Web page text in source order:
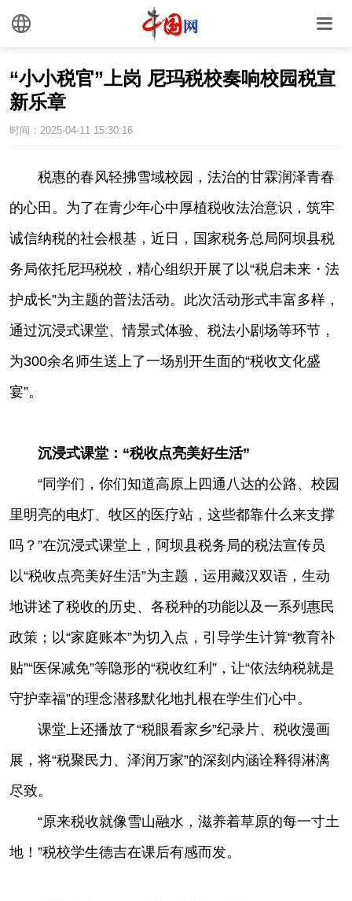
“小小税官”上岗 尼玛税校奏响校园税宣
新乐章
时间：2025-04-11 15:30:16
税惠的春风轻拂雪域校园，法治的甘霖润泽青春
的心田。为了在青少年心中厚植税收法治意识，筑牢
诚信纳税的社会根基，近日，国家税务总局阿坝县税
务局依托尼玛税校，精心组织开展了以“税启未来・法
护成长”为主题的普法活动。此次活动形式丰富多样，
通过沉浸式课堂、情景式体验、税法小剧场等环节，
为300余名师生送上了一场别开生面的“税收文化盛
宴”。
沉浸式课堂：“税收点亮美好生活”
“同学们，你们知道高原上四通八达的公路、校园
里明亮的电灯、牧区的医疗站，这些都靠什么来支撑
吗？”在沉浸式课堂上，阿坝县税务局的税法宣传员
以“税收点亮美好生活”为主题，运用藏汉双语，生动
地讲述了税收的历史、各税种的功能以及一系列惠民
政策；以“家庭账本”为切入点，引导学生计算“教育补
贴”“医保减免”等隐形的“税收红利”，让“依法纳税就是
守护幸福”的理念潜移默化地扎根在学生们心中。
课堂上还播放了“税眼看家乡”纪录片、税收漫画
展，将“税聚民力、泽润万家”的深刻内涵诠释得淋漓
尽致。
“原来税收就像雪山融水，滋养着草原的每一寸土
地！”税校学生德吉在课后有感而发。